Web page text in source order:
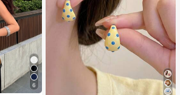
6
ใน สีกากี เสื้อสตรี เสื้อเบลาส์ & Tee